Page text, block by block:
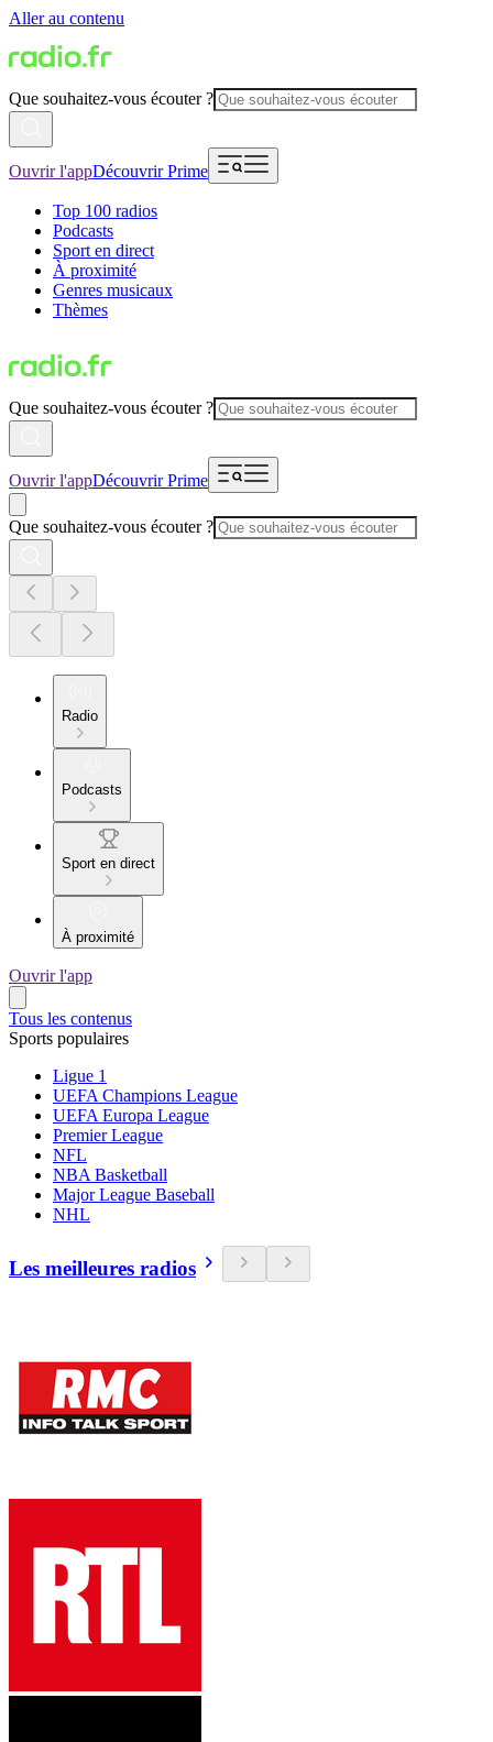
Aller au contenu
Que souhaitez-vous écouter ?
Ouvrir l'appDécouvrir Prime
Top 100 radios
Podcasts
Sport en direct
À proximité
Genres musicaux
Thèmes
Que souhaitez-vous écouter ?
Ouvrir l'appDécouvrir Prime
Que souhaitez-vous écouter ?
Radio
Podcasts
Sport en direct
À proximité
Ouvrir l'app
Tous les contenus
Sports populaires
Ligue 1
UEFA Champions League
UEFA Europa League
Premier League
NFL
NBA Basketball
Major League Baseball
NHL
Les meilleures radios